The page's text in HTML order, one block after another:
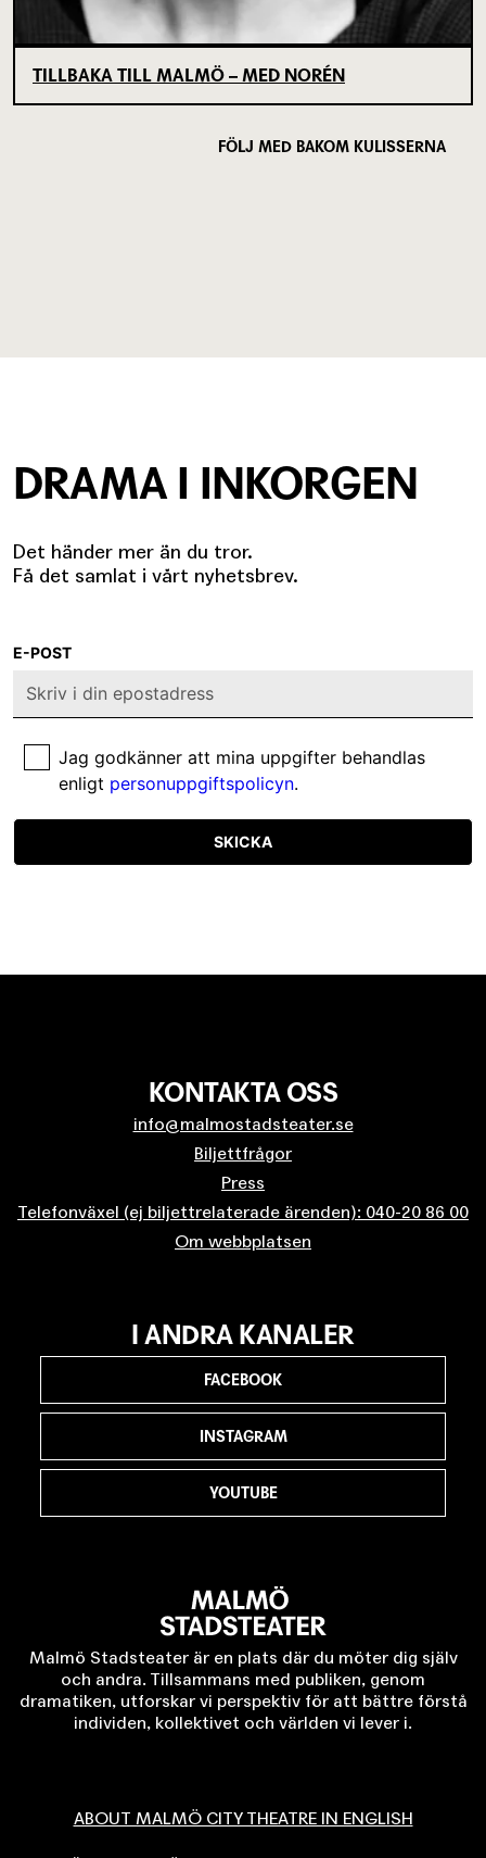
TILLBAKA TILL MALMÖ – MED NORÉN
FÖLJ MED BAKOM KULISSERNA
DRAMA I INKORGEN
Det händer mer än du tror.
Få det samlat i vårt nyhetsbrev.
E-POST
Jag godkänner att mina uppgifter behandlas
enligt personuppgiftspolicyn.
SKICKA
KONTAKTA OSS
info@malmostadsteater.se
Biljettfrågor
Press
Telefonväxel (ej biljettrelaterade ärenden): 040-20 86 00
Om webbplatsen
Malmö Stadsteater är en plats där du möter dig själv
och andra. Tillsammans med publiken, genom
dramatiken, utforskar vi perspektiv för att bättre förstå
individen, kollektivet och världen vi lever i.
ABOUT MALMÖ CITY THEATRE IN ENGLISH
I ANDRA KANALER
FACEBOOK
INSTAGRAM
YOUTUBE